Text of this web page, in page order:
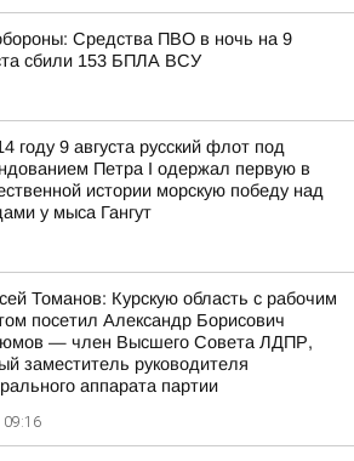
Средства ПВО в ночь на 9
сбили 153 БПЛА ВСУ
году 9 августа русский флот под
Петра I одержал первую в
истории морскую победу над
у мыса Гангут
Томанов: Курскую область с рабочим
посетил Александр Борисович
— член Высшего Совета ЛДПР,
заместитель руководителя
аппарата партии
09:16